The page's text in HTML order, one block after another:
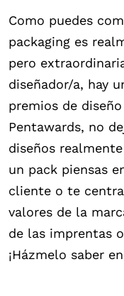
Como puedes
packaging es
pero
diseñador/a, hay
premios de
Pentawards, no
diseños
un pack piensas
cliente o te
valores de la
de las imprentas
¡Házmelo saber